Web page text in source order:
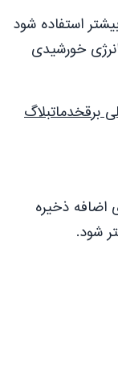
استفاده شود
خورشیدی
برقخدماتبلاگ
اضافه ذخیره
شود.